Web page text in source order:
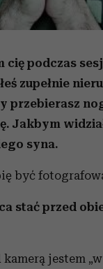
cię podczas
zupełnie
przebierasz
Jakbym
syna.
być
stać przed
jestem